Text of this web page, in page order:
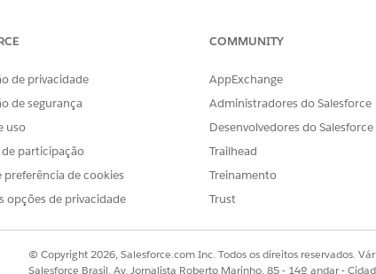
está incluído no modelo.
O nome do espaço de trabalho para o qual o sistema recupera
A consulta usada para buscar os logs do sistema necessários.
breve justificativa comercial para a solicitação de recuperação
a solicitação para processamento manual para a
de privacidade
de segurança
uso
participação
preferência de cookies
opções de privacidade
COMMUNITY
AppExchange
Administradores do Salesforce
Desenvolvedores do Salesforce
Trailhead
Treinamento
Trust
© Copyright 2026, Salesforce.com Inc. Todos os direitos reservados.
Salesforce Brasil, Av. Jornalista Roberto Marinho, 85 - 14º andar -